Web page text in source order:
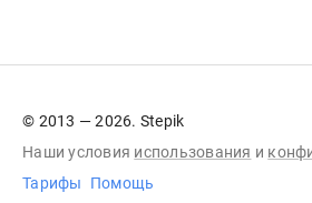
© 2013 — 2026. Stepik
Наши условия использования и
Тарифы
Помощь